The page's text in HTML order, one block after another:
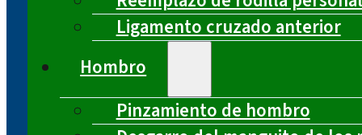
Ligamento cruzado anterior
Hombro
Pinzamiento de hombro